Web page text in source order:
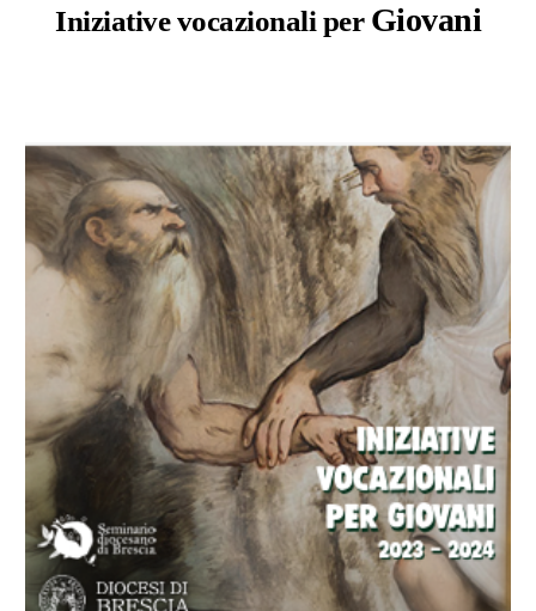
Iniziative vocazionali per Giovani